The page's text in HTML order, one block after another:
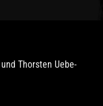
Thorsten Uebe-